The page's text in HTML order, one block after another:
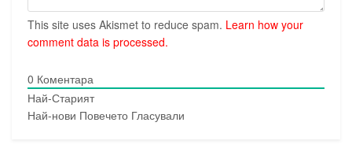
This site uses Akismet to reduce spam. Learn how your
comment data is processed.
0 Коментара
Най-Старият
Най-нови Повечето Гласували